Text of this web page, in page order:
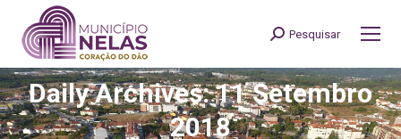
Search:
Pesquisar
Daily Archives: 11 Setembro
2018
You are here: